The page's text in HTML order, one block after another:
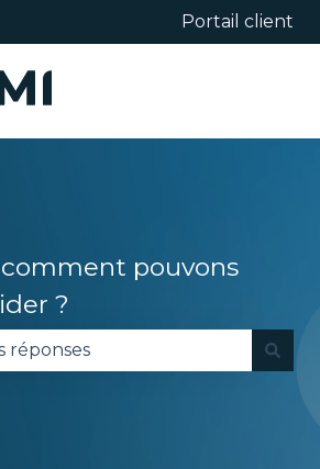
le sous-menu pour lesPortail client
pouvons
?